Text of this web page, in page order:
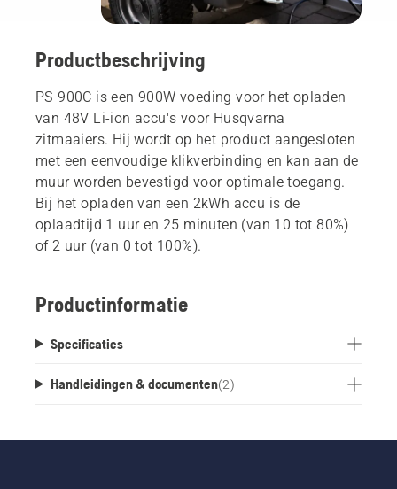
Productbeschrijving
PS 900C is een 900W voeding voor het opladen
van 48V Li-ion accu's voor Husqvarna
zitmaaiers. Hij wordt op het product aangesloten
met een eenvoudige klikverbinding en kan aan de
muur worden bevestigd voor optimale toegang.
Bij het opladen van een 2kWh accu is de
oplaadtijd 1 uur en 25 minuten (van 10 tot 80%)
of 2 uur (van 0 tot 100%).
Productinformatie
Specificaties
Handleidingen & documenten(2)